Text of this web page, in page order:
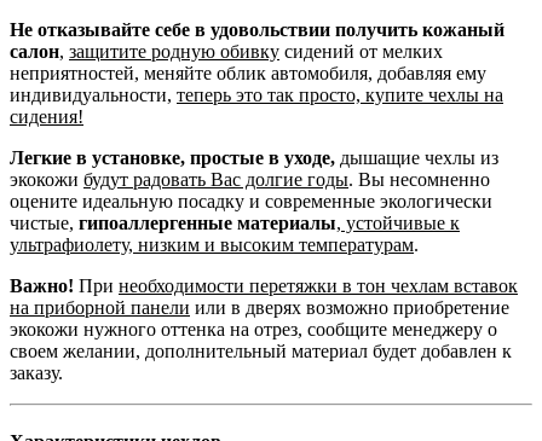
Не отказывайте себе в удовольствии получить кожаный
салон, защитите родную обивку сидений от мелких
неприятностей, меняйте облик автомобиля, добавляя ему
индивидуальности, теперь это так просто, купите чехлы на
сидения!
Легкие в установке, простые в уходе, дышащие чехлы из
экокожи будут радовать Вас долгие годы. Вы несомненно
оцените идеальную посадку и современные экологически
чистые, гипоаллергенные материалы, устойчивые к
ультрафиолету, низким и высоким температурам.
Важно! При необходимости перетяжки в тон чехлам вставок
на приборной панели или в дверях возможно приобретение
экокожи нужного оттенка на отрез, сообщите менеджеру о
своем желании, дополнительный материал будет добавлен к
заказу.